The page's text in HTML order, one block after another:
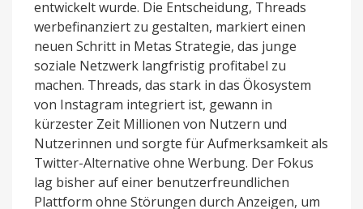
entwickelt wurde. Die Entscheidung, Threads
werbefinanziert zu gestalten, markiert einen
neuen Schritt in Metas Strategie, das junge
soziale Netzwerk langfristig profitabel zu
machen. Threads, das stark in das Ökosystem
von Instagram integriert ist, gewann in
kürzester Zeit Millionen von Nutzern und
Nutzerinnen und sorgte für Aufmerksamkeit als
Twitter-Alternative ohne Werbung. Der Fokus
lag bisher auf einer benutzerfreundlichen
Plattform ohne Störungen durch Anzeigen, um